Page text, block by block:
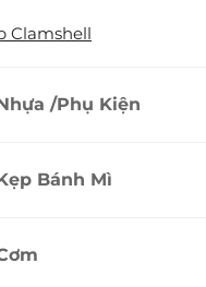
Clamshell
/Phụ Kiện
Bánh Mì